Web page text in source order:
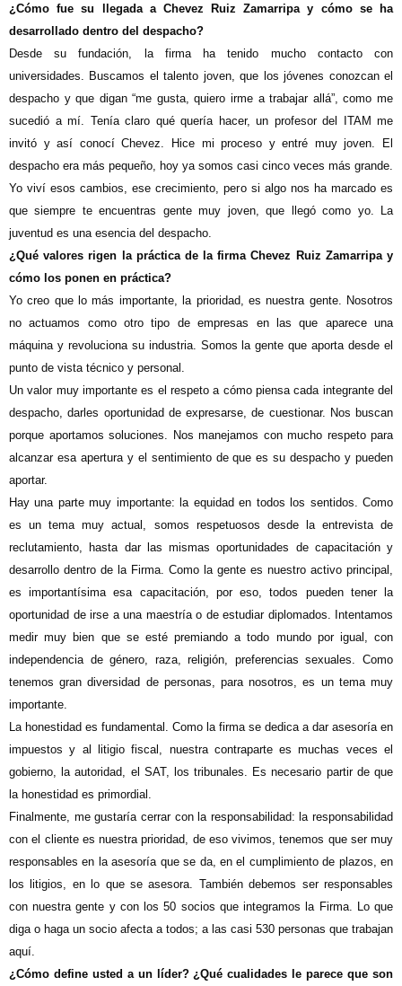
¿Cómo fue su llegada a Chevez Ruiz Zamarripa y cómo se ha
desarrollado dentro del despacho?
Desde su fundación, la firma ha tenido mucho contacto con
universidades. Buscamos el talento joven, que los jóvenes conozcan el
despacho y que digan “me gusta, quiero irme a trabajar allá”, como me
sucedió a mí. Tenía claro qué quería hacer, un profesor del ITAM me
invitó y así conocí Chevez. Hice mi proceso y entré muy joven. El
despacho era más pequeño, hoy ya somos casi cinco veces más grande.
Yo viví esos cambios, ese crecimiento, pero si algo nos ha marcado es
que siempre te encuentras gente muy joven, que llegó como yo. La
juventud es una esencia del despacho.
¿Qué valores rigen la práctica de la firma Chevez Ruiz Zamarripa y
cómo los ponen en práctica?
Yo creo que lo más importante, la prioridad, es nuestra gente. Nosotros
no actuamos como otro tipo de empresas en las que aparece una
máquina y revoluciona su industria. Somos la gente que aporta desde el
punto de vista técnico y personal.
Un valor muy importante es el respeto a cómo piensa cada integrante del
despacho, darles oportunidad de expresarse, de cuestionar. Nos buscan
porque aportamos soluciones. Nos manejamos con mucho respeto para
alcanzar esa apertura y el sentimiento de que es su despacho y pueden
aportar.
Hay una parte muy importante: la equidad en todos los sentidos. Como
es un tema muy actual, somos respetuosos desde la entrevista de
reclutamiento, hasta dar las mismas oportunidades de capacitación y
desarrollo dentro de la Firma. Como la gente es nuestro activo principal,
es importantísima esa capacitación, por eso, todos pueden tener la
oportunidad de irse a una maestría o de estudiar diplomados. Intentamos
medir muy bien que se esté premiando a todo mundo por igual, con
independencia de género, raza, religión, preferencias sexuales. Como
tenemos gran diversidad de personas, para nosotros, es un tema muy
importante.
La honestidad es fundamental. Como la firma se dedica a dar asesoría en
impuestos y al litigio fiscal, nuestra contraparte es muchas veces el
gobierno, la autoridad, el SAT, los tribunales. Es necesario partir de que
la honestidad es primordial.
Finalmente, me gustaría cerrar con la responsabilidad: la responsabilidad
con el cliente es nuestra prioridad, de eso vivimos, tenemos que ser muy
responsables en la asesoría que se da, en el cumplimiento de plazos, en
los litigios, en lo que se asesora. También debemos ser responsables
con nuestra gente y con los 50 socios que integramos la Firma. Lo que
diga o haga un socio afecta a todos; a las casi 530 personas que trabajan
aquí.
¿Cómo define usted a un líder? ¿Qué cualidades le parece que son